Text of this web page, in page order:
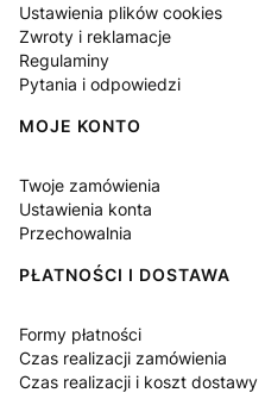
Ustawienia plików cookies
Zwroty i reklamacje
Regulaminy
Pytania i odpowiedzi
MOJE KONTO
Twoje zamówienia
Ustawienia konta
Przechowalnia
PŁATNOŚCI I DOSTAWA
Formy płatności
Czas realizacji zamówienia
Czas realizacji i koszt dostawy